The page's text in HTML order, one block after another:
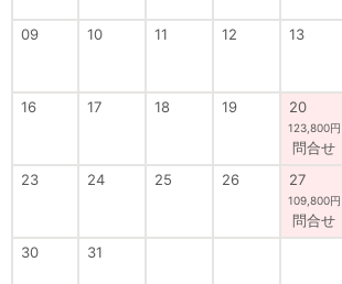
09 10 11 12 13
16 17 18 19 20
123,800円
問合せ
23 24 25 26 27
109,800円
問合せ
30 31